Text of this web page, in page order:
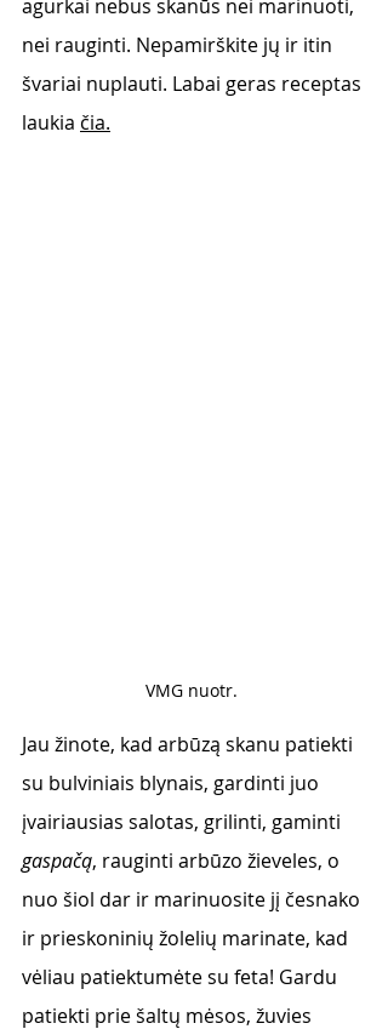
agurkai nebus skanūs nei marinuoti,
nei rauginti. Nepamirškite jų ir itin
švariai nuplauti. Labai geras receptas
laukia čia.
VMG nuotr.
Jau žinote, kad arbūzą skanu patiekti
su bulviniais blynais, gardinti juo
įvairiausias salotas, grilinti, gaminti
gaspačą, rauginti arbūzo žieveles, o
nuo šiol dar ir marinuosite jį česnako
ir prieskoninių žolelių marinate, kad
vėliau patiektumėte su feta! Gardu
patiekti prie šaltų mėsos, žuvies